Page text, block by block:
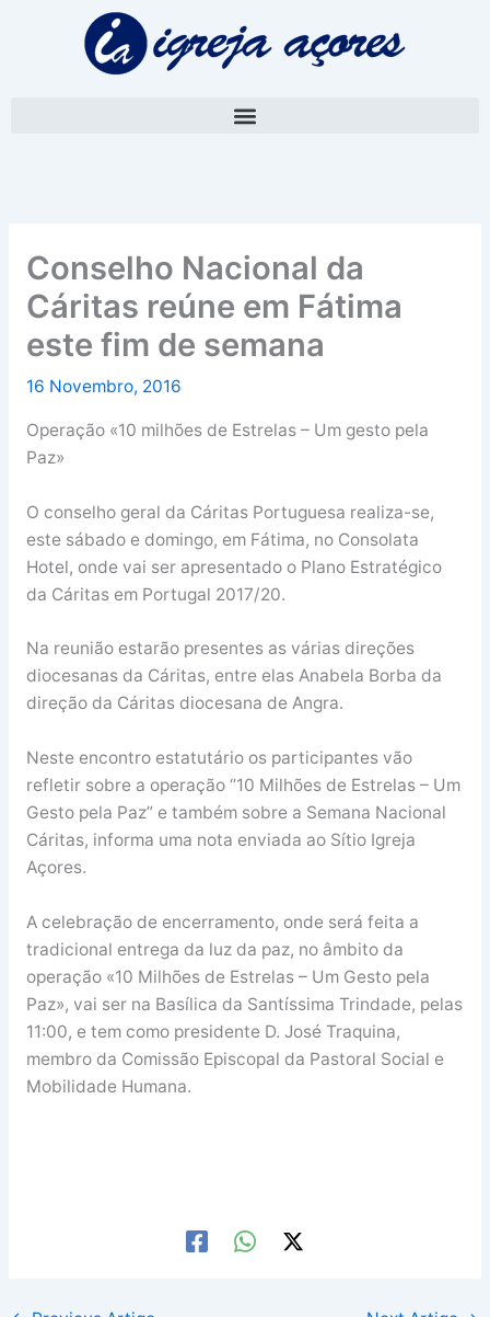
Conselho Nacional da
Cáritas reúne em Fátima
este fim de semana
16 Novembro, 2016
Operação «10 milhões de Estrelas – Um gesto pela
Paz»
O conselho geral da Cáritas Portuguesa realiza-se,
este sábado e domingo, em Fátima, no Consolata
Hotel, onde vai ser apresentado o Plano Estratégico
da Cáritas em Portugal 2017/20.
Na reunião estarão presentes as várias direções
diocesanas da Cáritas, entre elas Anabela Borba da
direção da Cáritas diocesana de Angra.
Neste encontro estatutário os participantes vão
refletir sobre a operação “10 Milhões de Estrelas – Um
Gesto pela Paz” e também sobre a Semana Nacional
Cáritas, informa uma nota enviada ao Sítio Igreja
Açores.
A celebração de encerramento, onde será feita a
tradicional entrega da luz da paz, no âmbito da
operação «10 Milhões de Estrelas – Um Gesto pela
Paz», vai ser na Basílica da Santíssima Trindade, pelas
11:00, e tem como presidente D. José Traquina,
membro da Comissão Episcopal da Pastoral Social e
Mobilidade Humana.